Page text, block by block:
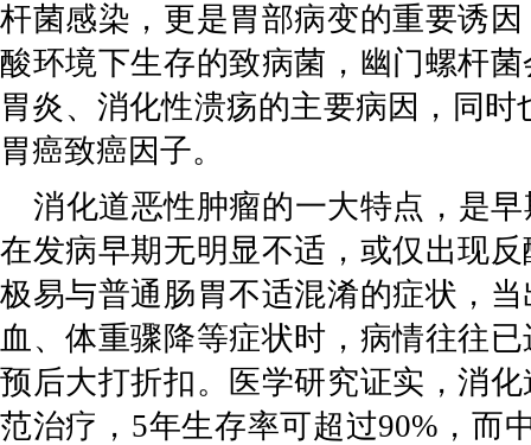
杆菌感染，更是胃部病变的重要诱
酸环境下生存的致病菌，幽门螺杆
胃炎、消化性溃疡的主要病因，同
胃癌致癌因子。
消化道恶性肿瘤的一大特点，是
在发病早期无明显不适，或仅出现
极易与普通肠胃不适混淆的症状，
血、体重骤降等症状时，病情往往
预后大打折扣。医学研究证实，消
范治疗， 5年生存率可超过90% ，而